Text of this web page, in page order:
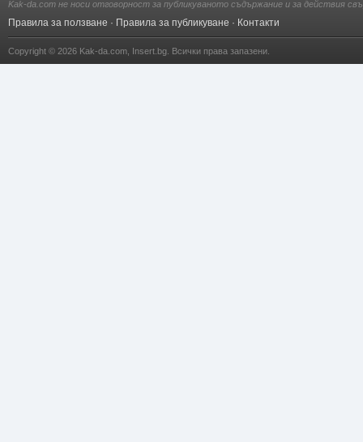
Kak-da.com не носи отговорност за публикуваното съдържание и за действия
Правила за ползване · Правила за публикуване · Контакти
Copyright © 2026 Kak-da.com Insert.bg . Всички права запазени.